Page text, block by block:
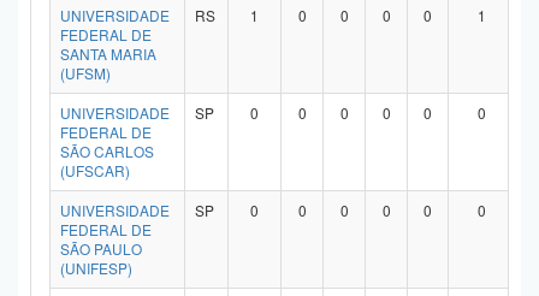
UNIVERSIDADE
FEDERAL DE
SANTA MARIA
(UFSM)
RS 1 0 0 0 0 1
UNIVERSIDADE
FEDERAL DE
SÃO CARLOS
(UFSCAR)
SP 0 0 0 0 0 0
UNIVERSIDADE
FEDERAL DE
SÃO PAULO
(UNIFESP)
SP 0 0 0 0 0 0